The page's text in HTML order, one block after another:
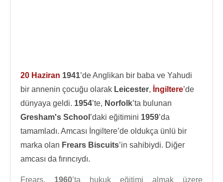
20 Haziran 1941’de Anglikan bir baba ve Yahudi
bir annenin çocuğu olarak Leicester, İngiltere’de
dünyaya geldi. 1954’te, Norfolk’ta bulunan
Gresham's School ’daki eğitimini 1959’da
tamamladı. Amcası İngiltere’de oldukça ünlü bir
marka olan Frears Biscuits’in sahibiydi. Diğer
amcası da fırıncıydı.
Frears, 1960’ta hukuk eğitimi almak üzere